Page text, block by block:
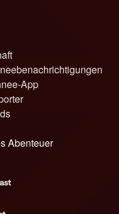
App
Abenteuer